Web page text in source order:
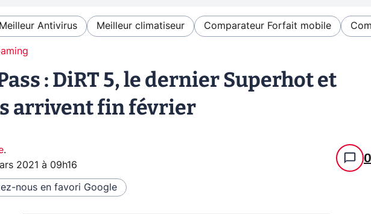
Meilleur Antivirus Meilleur climatiseur Comparateur Forfait mobile
: DiRT 5, le dernier Superhot et
arrivent fin février
.
2021 à 09h16 0
nous en favori Google